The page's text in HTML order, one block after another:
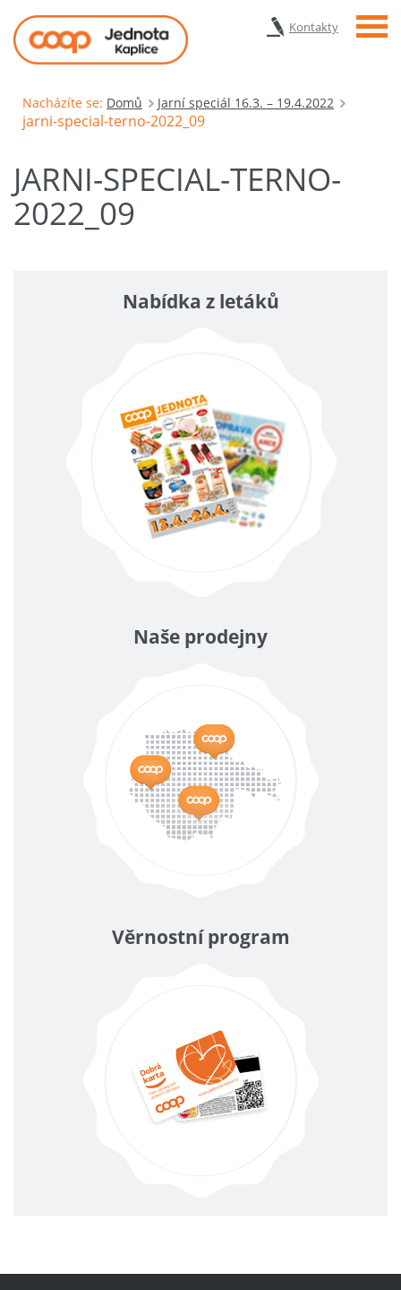
Kontakty Menu
Nacházíte se: Domů Jarní speciál 16.3. – 19.4.2022
jarni-special-terno-2022_09
JARNI-SPECIAL-TERNO-
2022_09
Nabídka z letáků
Naše prodejny
Věrnostní program